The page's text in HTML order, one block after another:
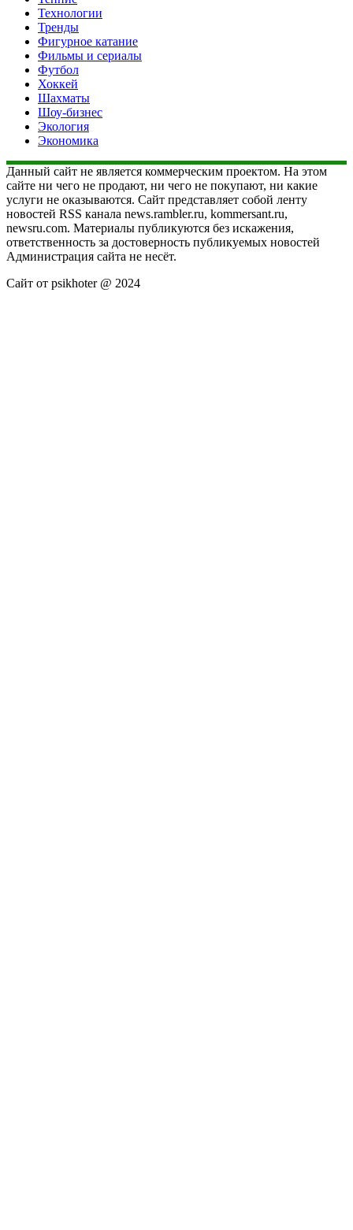
Технологии
Тренды
Фигурное катание
Фильмы и сериалы
Футбол
Хоккей
Шахматы
Шоу-бизнес
Экология
Экономика
Данный сайт не является коммерческим проектом. На этом
сайте ни чего не продают, ни чего не покупают, ни какие
услуги не оказываются. Сайт представляет собой ленту
новостей RSS канала news.rambler.ru, kommersant.ru,
newsru.com. Материалы публикуются без искажения,
ответственность за достоверность публикуемых новостей
Администрация сайта не несёт.
Сайт от psikhoter @ 2024